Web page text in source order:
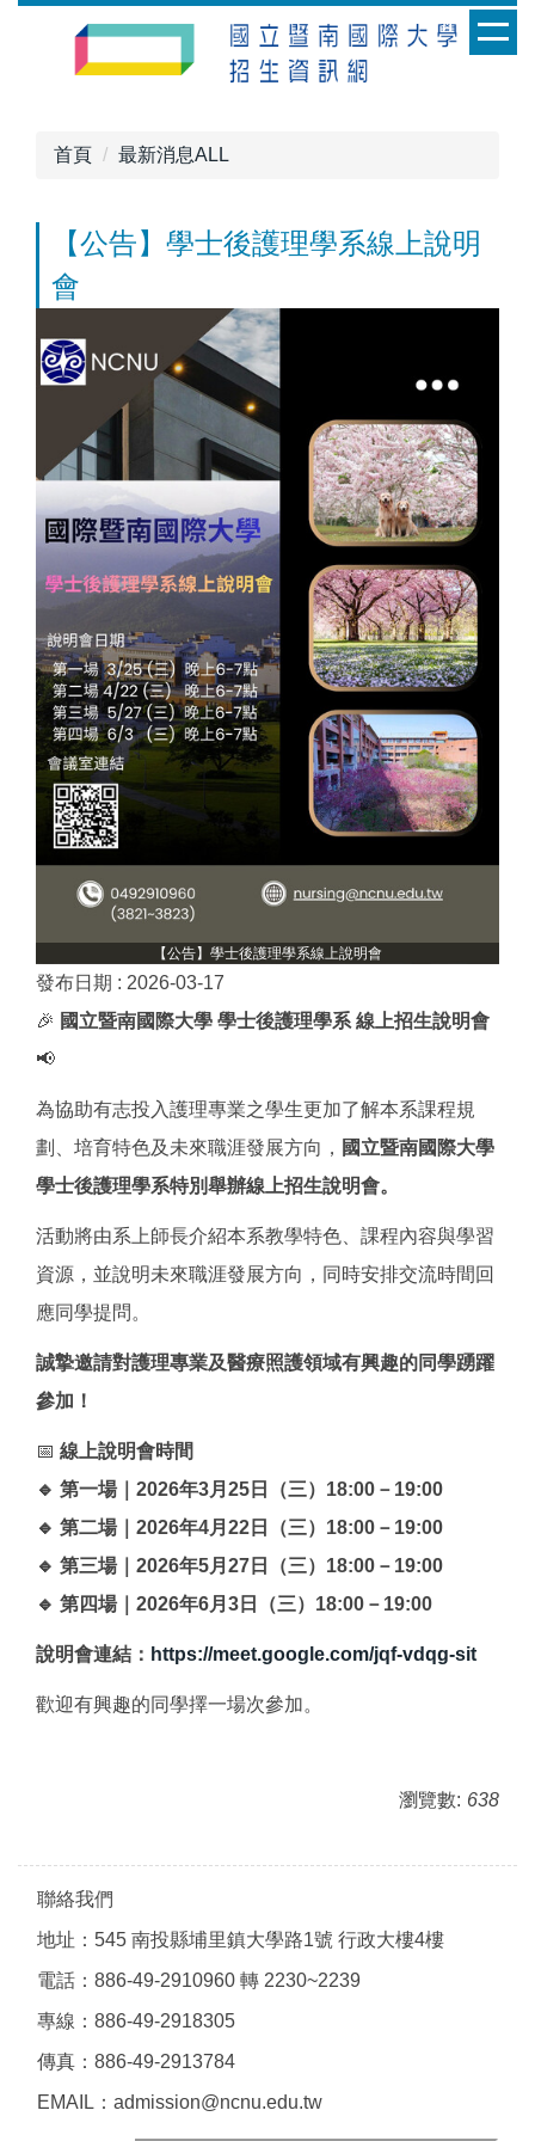
首頁 最新消息ALL
【公告】學士後護理學系線上說明
會
【公告】學士後護理學系線上說明會
發布日期 : 2026-03-17
🎉 國立暨南國際大學 學士後護理學系 線上招生說明會
📢
為協助有志投入護理專業之學生更加了解本系課程規
劃、培育特色及未來職涯發展方向， 國立暨南國際大學
學士後護理學系特別舉辦線上招生說明會。
活動將由系上師長介紹本系教學特色、課程內容與學習
資源，並說明未來職涯發展方向，同時安排交流時間回
應同學提問。
誠摯邀請對護理專業及醫療照護領域有興趣的同學踴躍
參加！
📅 線上說明會時間
🔹 第一場｜2026年3月25日（三）18:00－19:00
🔹 第二場｜2026年4月22日（三）18:00－19:00
🔹 第三場｜2026年5月27日（三）18:00－19:00
🔹 第四場｜2026年6月3日（三）18:00－19:00
說明會連結： https://meet.google.com/jqf-vdqg-sit
歡迎有興趣的同學擇一場次參加。
瀏覽數: 638
聯絡我們
地址：545 南投縣埔里鎮大學路1號 行政大樓4樓
電話：886-49-2910960 轉 2230~2239
專線：886-49-2918305
傳真：886-49-2913784
EMAIL：admission@ncnu.edu.tw